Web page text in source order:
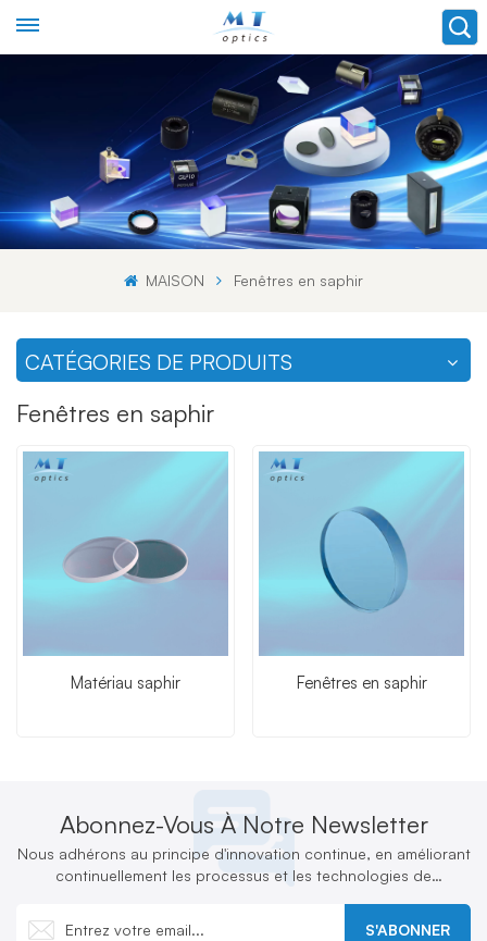
MAISON Fenêtres en saphir
CATÉGORIES DE PRODUITS
Fenêtres en saphir
Matériau saphir Fenêtres en saphir
Abonnez-Vous À Notre Newsletter
Nous adhérons au principe d'innovation continue, en améliorant
continuellement les processus et les technologies de
S'ABONNER